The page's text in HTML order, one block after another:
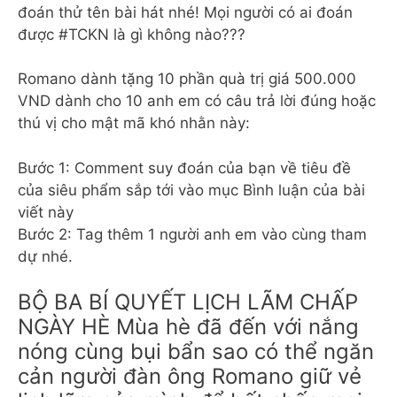
đoán thử tên bài hát nhé! Mọi người có ai đoán
được #TCKN là gì không nào???
Romano dành tặng 10 phần quà trị giá 500.000
VND dành cho 10 anh em có câu trả lời đúng hoặc
thú vị cho mật mã khó nhằn này:
Bước 1: Comment suy đoán của bạn về tiêu đề
của siêu phẩm sắp tới vào mục Bình luận của bài
viết này
Bước 2: Tag thêm 1 người anh em vào cùng tham
dự nhé.
BỘ BA BÍ QUYẾT LỊCH LÃM CHẤP
NGÀY HÈ Mùa hè đã đến với nắng
nóng cùng bụi bẩn sao có thể ngăn
cản người đàn ông Romano giữ vẻ